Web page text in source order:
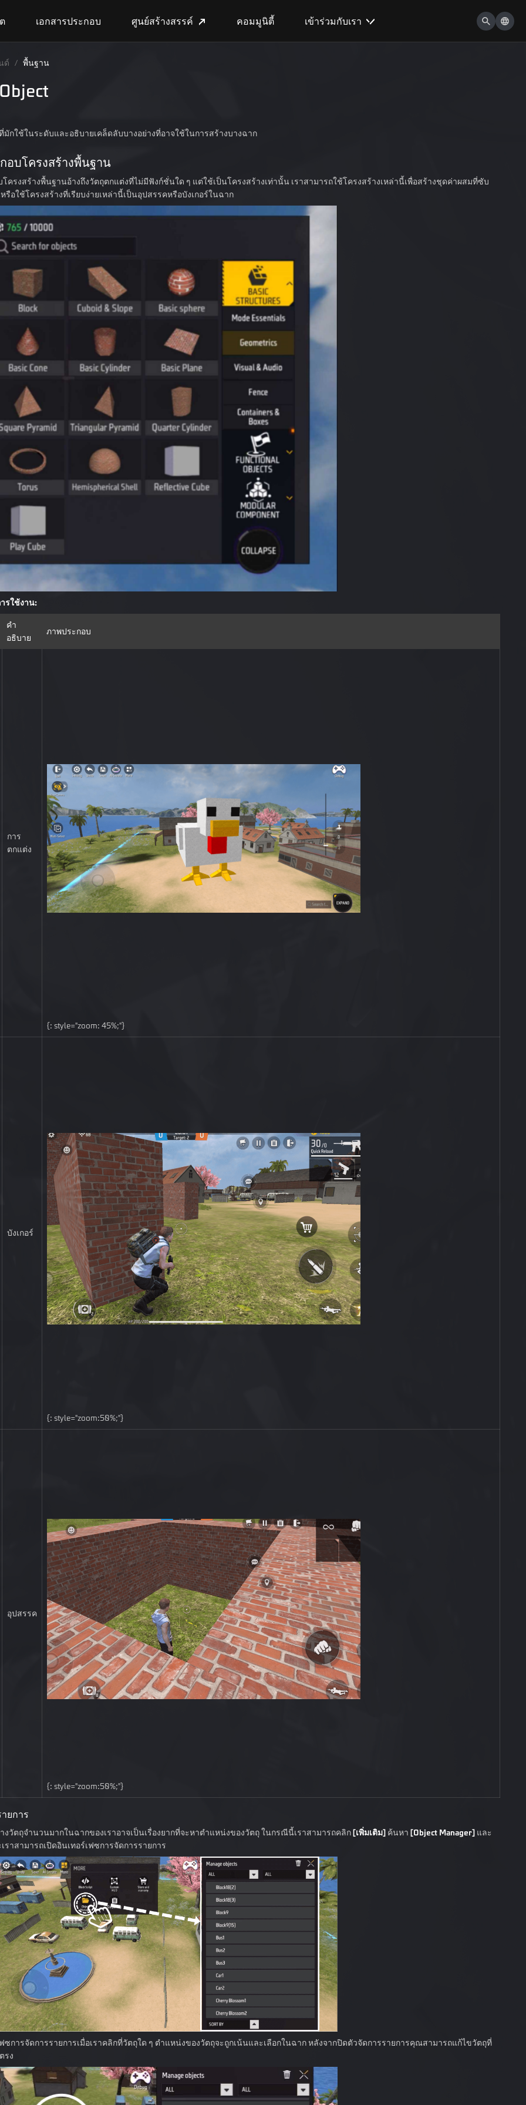
เอกสารประกอบ ศูนย์สร้างสรรค์ คอมมูนิตี้ เข้าร่วมกับเรา
ด์ / พื้นฐาน
กใช้ในระดับและอธิบายเคล็ดลับบางอย่างที่อาจใช้ในการสร้างบางฉาก
อบโครงสร้างพื้นฐาน
ครงสร้างพื้นฐานอ้างถึงวัตถุตกแต่งที่ไม่มีฟังก์ชั่นใด ๆ แต่ใช้เป็นโครงสร้างเท่านั้น เราสามารถใช้โครงสร้างเหล่านี้เพื่อสร้างชุดค่าผสมที่ซับ
อใช้โครงสร้างที่เรียบง่ายเหล่านี้เป็นอุปสรรคหรือบังเกอร์ในฉาก
รใช้งาน:
คำ
อธิบาย
ภาพประกอบ
การ
ตกแต่ง
{: style="zoom: 45%;"}
บังเกอร์
{: style="zoom:50%;"}
อุปสรรค
{: style="zoom:50%;"}
ยการ
งวัตถุจำนวนมากในฉากของเราอาจเป็นเรื่องยากที่จะหาตำแหน่งของวัตถุ ในกรณีนี้เราสามารถคลิก[เพิ่มเติม] ค้นหา [Object Manager] และ
ราสามารถเปิดอินเทอร์เฟซการจัดการรายการ
ซการจัดการรายการเมื่อเราคลิกที่วัตถุใด ๆ ตำแหน่งของวัตถุจะถูกเน้นและเลือกในฉาก หลังจากปิดตัวจัดการรายการคุณสามารถแก้ไขวัตถุที่
รง